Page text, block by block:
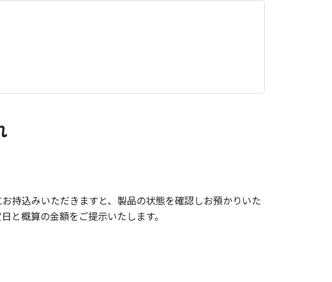
持込みいただきますと、製品の状態を確認しお預かりいた
と概算の金額をご提示いたします。